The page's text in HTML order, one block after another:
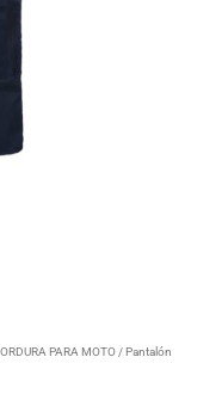
PARA MOTO / Pantalón